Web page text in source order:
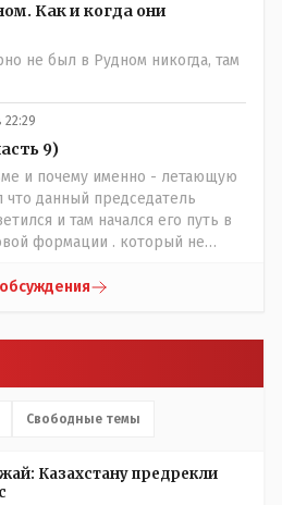
Как и когда они
не был в Рудном никогда, там
22:29
9)
и почему именно - летающую
что данный председатель
и там начался его путь в
формации . который не
тарелка, потому что ещё не
ну а на чём инопланетяне
Свободные темы
Казахстану предрекли